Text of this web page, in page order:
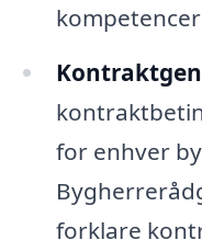
for enhver
forklare